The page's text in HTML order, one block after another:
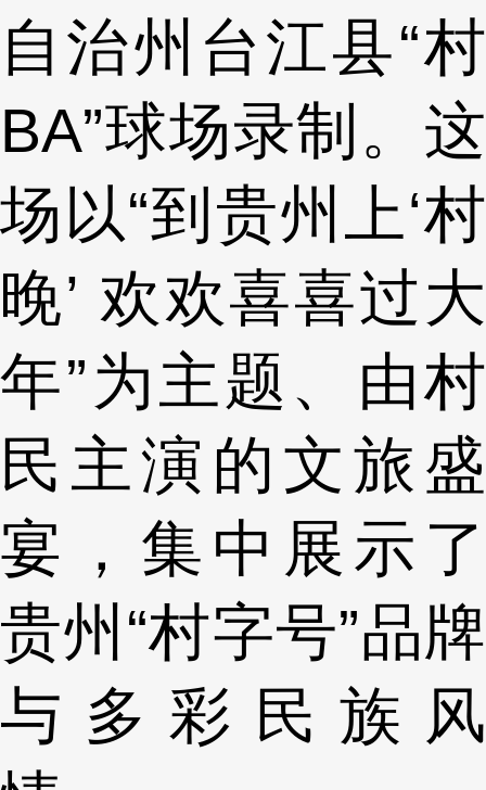
自治州台江县“村
BA”球场录制。这
场以“到贵州上‘村
晚’ 欢欢喜喜过大
年”为主题、由村
民主演的文旅盛
宴，集中展示了
贵州“村字号”品牌
与多彩民族风